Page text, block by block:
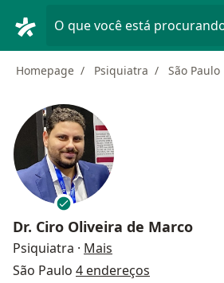
O que você está
Homepage Psiquiatra São Paulo
Dr. Ciro Oliveira de Marco
Psiquiatra · Mais
São Paulo 4 endereços